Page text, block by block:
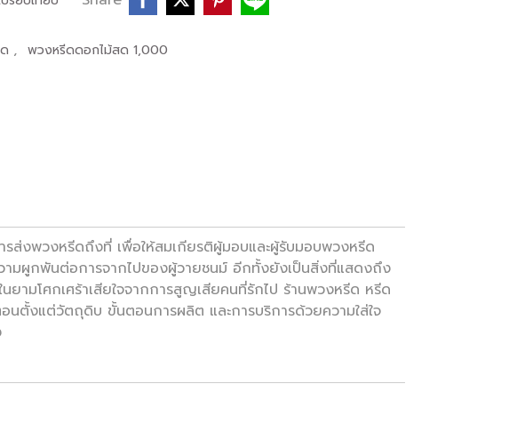
, พวงหรีดดอกไม้สด 1,000
งพวงหรีดถึงที่ เพื่อให้สมเกียรติผู้มอบและผู้รับมอบพวงหรีด
มผูกพันต่อการจากไปของผู้วายชนม์ อีกทั้งยังเป็นสิ่งที่แสดงถึง
ยามโศกเศร้าเสียใจจากการสูญเสียคนที่รักไป ร้านพวงหรีด หรีด
ตั้งแต่วัตถุดิบ ขั้นตอนการผลิต และการบริการด้วยความใส่ใจ